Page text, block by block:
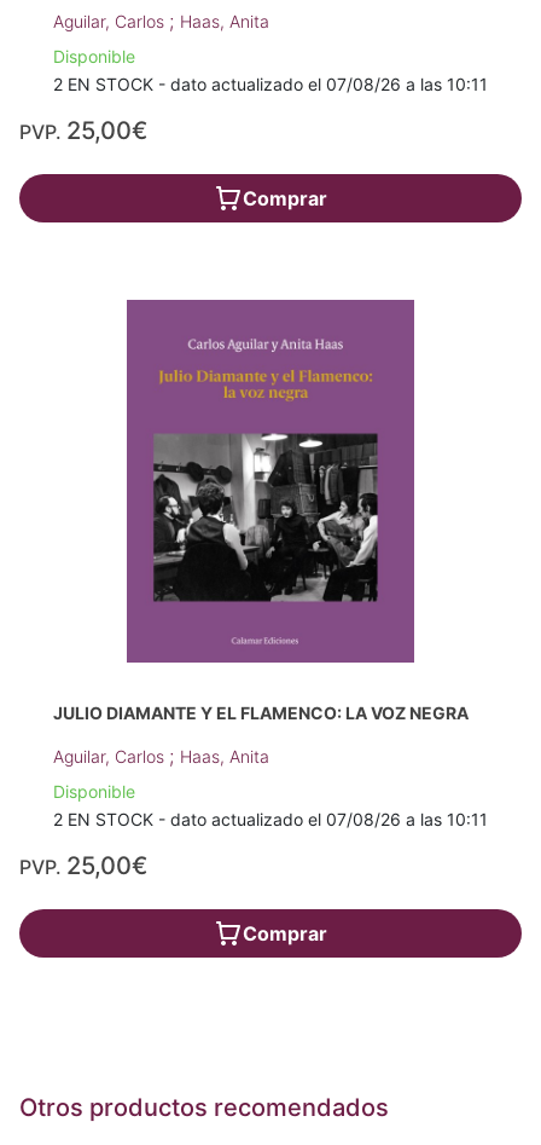
Aguilar, Carlos ; Haas, Anita
Disponible
2 EN STOCK - dato actualizado el 07/08/26 a las 10:11
PVP. 25,00€
Comprar
JULIO DIAMANTE Y EL FLAMENCO: LA VOZ NEGRA
Aguilar, Carlos ; Haas, Anita
Disponible
2 EN STOCK - dato actualizado el 07/08/26 a las 10:11
PVP. 25,00€
Comprar
Otros productos recomendados